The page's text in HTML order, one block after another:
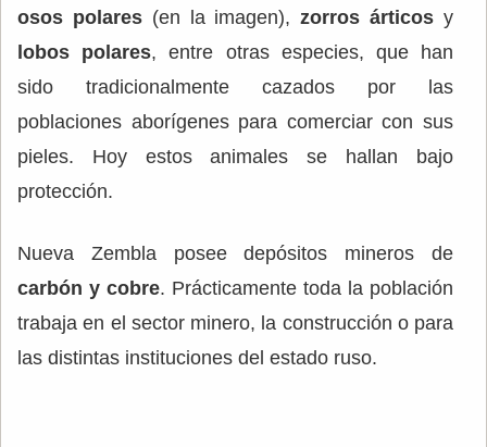
osos polares(en la imagen),zorros árticos y
lobos polares, entre otras especies, que han
sido tradicionalmente cazados por las
poblaciones aborígenes para comerciar con sus
pieles. Hoy estos animales se hallan bajo
protección.
Nueva Zembla posee depósitos mineros de
carbón y cobre. Prácticamente toda la población
trabaja en el sector minero, la construcción o para
las distintas instituciones del estado ruso.